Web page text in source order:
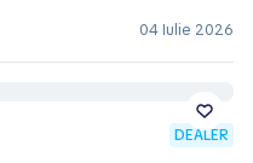
04 Iulie 2026
DEALER